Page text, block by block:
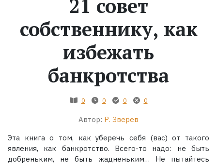
Коллекции
21 совет
собственнику, как
избежать
банкротства
0 0 0 0
Автор: Р. Зверев
Эта книга о том, как уберечь себя (вас) от такого
явления, как банкротство. Всего-то надо: не быть
добреньким, не быть жадненьким… Не пытайтесь